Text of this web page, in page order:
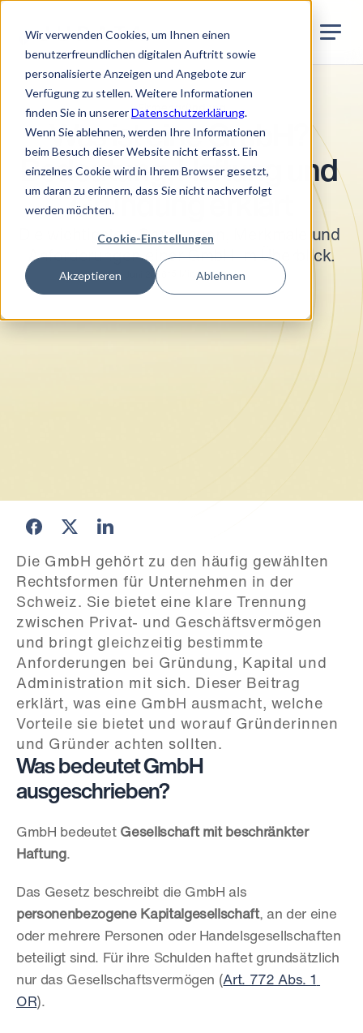
Wir verwenden Cookies, um Ihnen einen
benutzerfreundlichen digitalen Auftritt sowie
personalisierte Anzeigen und Angebote zur
Verfügung zu stellen. Weitere Informationen
finden Sie in unsererDatenschutzerklärung.
Wenn Sie ablehnen, werden Ihre Informationen
beim Besuch dieser Website nicht erfasst. Ein
einzelnes Cookie wird in Ihrem Browser gesetzt,
um daran zu erinnern, dass Sie nicht nachverfolgt
werden möchten.
Cookie-Einstellungen
Akzeptieren Ablehnen
Firmengründung
Was ist eine GmbH?
Bedeutung, Haftung und
Gründung erklärt
Die wichtigsten Grundlagen, Merkmale und
Anforderungen einer GmbH im Überblick.
Juni 2026 Min. Lesezeit
Die GmbH gehört zu den häufig gewählten
Rechtsformen für Unternehmen in der
Schweiz. Sie bietet eine klare Trennung
zwischen Privat- und Geschäftsvermögen
und bringt gleichzeitig bestimmte
Anforderungen bei Gründung, Kapital und
Administration mit sich. Dieser Beitrag
erklärt, was eine GmbH ausmacht, welche
Vorteile sie bietet und worauf Gründerinnen
und Gründer achten sollten.
Was bedeutet GmbH
ausgeschrieben?
GmbH bedeutet Gesellschaft mit beschränkter
Haftung.
personenbezogene Kapitalgesellschaft, an der eine
oder mehrere Personen oder Handelsgesellschaften
beteiligt sind. Für ihre Schulden haftet grundsätzlich
nur das Gesellschaftsvermögen (Art. 772 Abs. 1
OR).